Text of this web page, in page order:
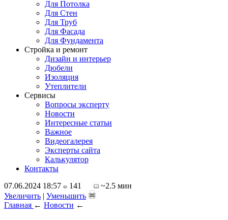
Для Потолка
Для Стен
Для Труб
Для Фасада
Для Фундамента
Стройка и ремонт
Дизайн и интерьер
Дюбели
Изоляция
Утеплители
Сервисы
Вопросы эксперту
Новости
Интересные статьи
Важное
Видеогалерея
Эксперты сайта
Калькулятор
Контакты
07.06.2024 18:57
141
~2.5 мин
Увеличить | Уменьшить
Главная ← Новости ←